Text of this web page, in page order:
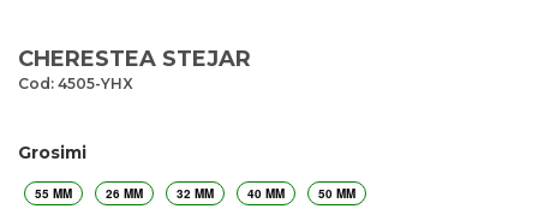
CHERESTEA STEJAR
Cod: 4505-YHX
Grosimi
55 MM 26 MM 32 MM 40 MM 50 MM